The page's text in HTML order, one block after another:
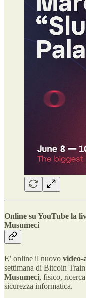
Online su YouTube la
Musumeci
E’ online il nuovo video-
settimana di Bitcoin
Musumeci, fisico,
sicurezza informatica.